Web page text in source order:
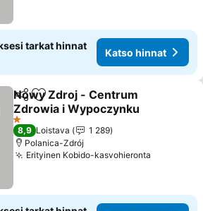
tarkat hinnat
Katso hinnat
Jaa Lisää suosikkeihin
Nowy Zdroj - Centrum
Zdrowia i Wypoczynku
Katso hinnat
1 Tähtiluokitus
8,9 Loistava
1 289
Polanica-Zdrój
Erityinen Kobido-kasvohieronta